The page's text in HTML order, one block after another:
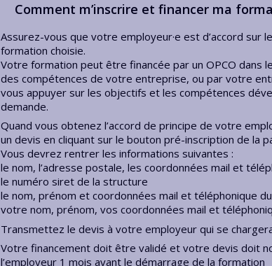
Comment m’inscrire et financer ma
Assurez-vous que votre employeur·e est d’accord sur
formation choisie.
Votre formation peut être financée par un OPCO dans
des compétences de votre entreprise, ou par votre
vous appuyer sur les objectifs et les compétences
demande.
Quand vous obtenez l’accord de principe de votre
un devis en cliquant sur le bouton pré-inscription de la
Vous devrez rentrer les informations suivantes :
le nom, l’adresse postale, les coordonnées mail et
le numéro siret de la structure
le nom, prénom et coordonnées mail et téléphonique
votre nom, prénom, vos coordonnées mail et
Transmettez le devis à votre employeur qui se
Votre financement doit être validé et votre devis doit
l’employeur 1 mois avant le démarrage de la formation